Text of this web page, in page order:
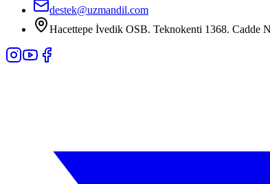
destek@uzmandil.com
Hacettepe İvedik OSB. Teknokenti 1368.